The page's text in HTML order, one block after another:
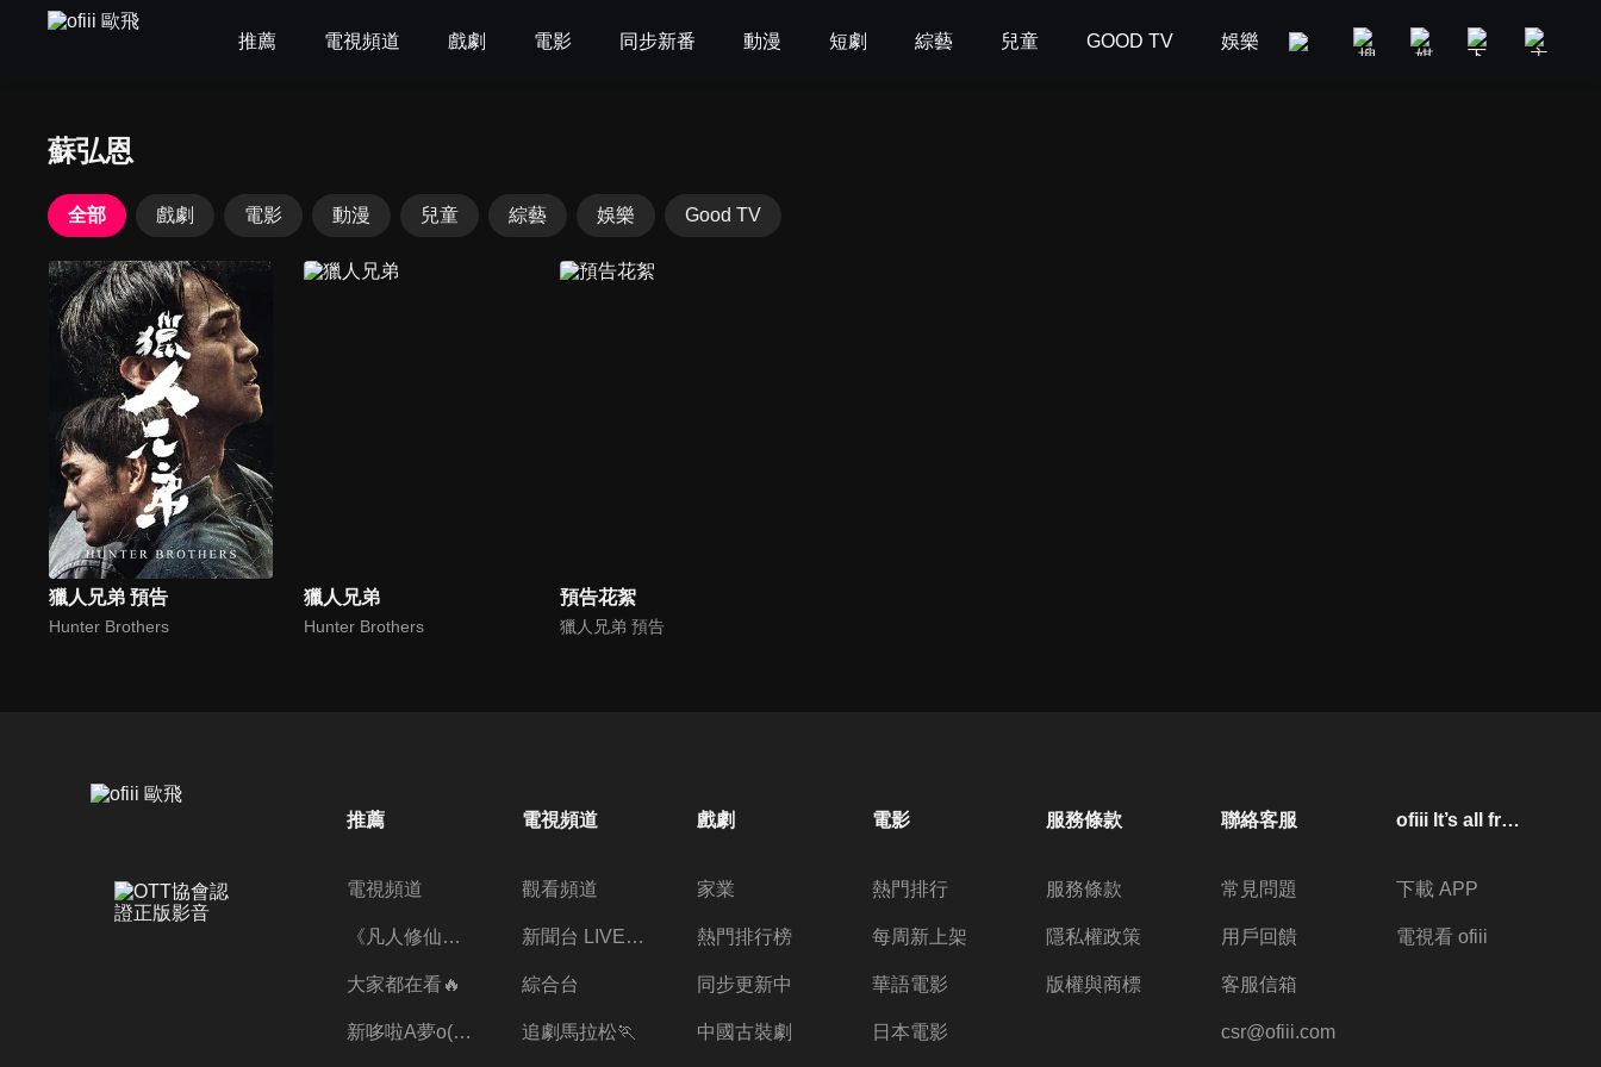
推薦 電視頻道 戲劇 電影 同步新番 動漫 短劇 綜藝 兒童 GOOD TV 娛樂 美食旅遊 新聞政論
蘇弘恩
全部 戲劇 電影 動漫 兒童 綜藝 娛樂 Good TV
獵人兄弟 預告
Hunter Brothers
獵人兄弟
Hunter Brothers
預告花絮
獵人兄弟 預告
推薦
電視頻道
《凡人修仙傳》第五季全新開播✨
大家都在看🔥
新哆啦A夢o((ﾐﾟｴﾟﾐ))o
電視頻道
觀看頻道
新聞台 LIVE 直播
綜合台
追劇馬拉松🏃
戲劇
家業
熱門排行榜
同步更新中
中國古裝劇
電影
熱門排行
每周新上架
華語電影
日本電影
服務條款
服務條款
隱私權政策
版權與商標
聯絡客服
常見問題
用戶回饋
客服信箱
csr@ofiii.com
ofiii lt’s all free
下載 APP
電視看 ofiii